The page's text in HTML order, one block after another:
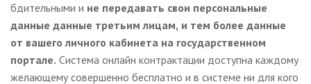
бдительными и не передавать свои персональные
данные данные третьим лицам, и тем более данные
от вашего личного кабинета на государственном
портале. Система онлайн контрактации доступна каждому
желающему совершенно бесплатно и в системе ни для кого